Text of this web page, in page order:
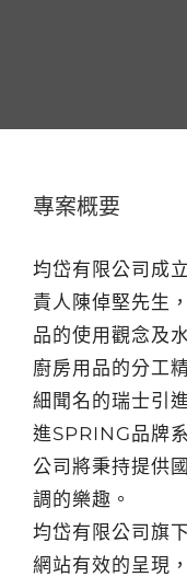
專案概要
均岱有限公司成
責人陳倬堅先生
品的使用觀念及
廚房用品的分工
細聞名的瑞士引
進SPRING品牌
公司將秉持提供
調的樂趣。
均岱有限公司旗
網站有效的呈現